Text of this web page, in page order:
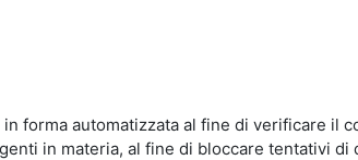
forma automatizzata al fine di verificare
in materia, al fine di bloccare tentativi